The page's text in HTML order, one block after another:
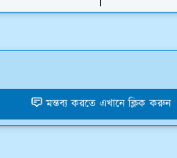
মন্তব্য করতে এখানে ক্লিক করুন